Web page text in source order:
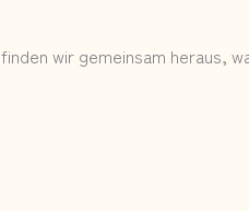
finden wir gemeinsam heraus,